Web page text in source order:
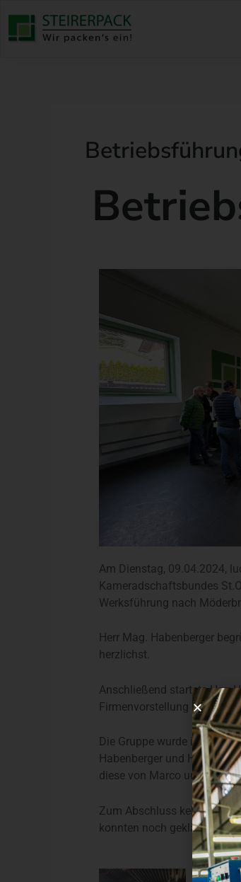
Inhalt
springen
Am Dienstag, 09.04.2024,
Kameradschaftsbundes
Werksführung nach
Herr Mag. Habenberger
herzlichst.
Anschließend startete Herr
Firmenvorstellung und
Die Gruppe wurde in 2
Habenberger und Herrn
diese von Marco und Julia.
Zum Abschluss kehrten
konnten noch geklärt